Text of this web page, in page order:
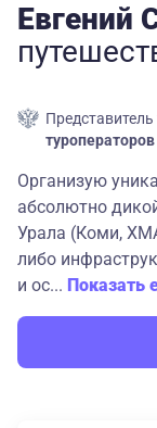
Евгений
туроператоров
Организую
абсолютно
Урала (Коми,
либо
и ос... Показать